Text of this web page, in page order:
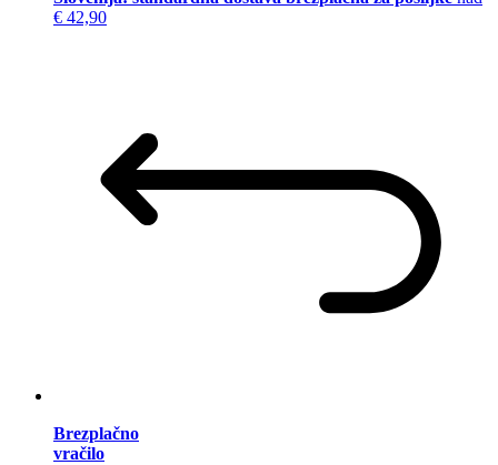
€ 42,90
Brezplačno
vračilo